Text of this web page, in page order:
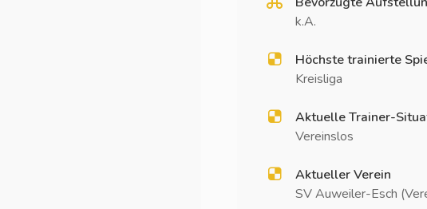
k.A.
Höchste trainierte
Kreisliga
Aktuelle Trainer-
Vereinslos
Aktueller Verein
SV Auweiler-Esch